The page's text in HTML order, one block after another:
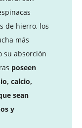
de hierro, los
más
su absorción
poseen
calcio,
sean
y